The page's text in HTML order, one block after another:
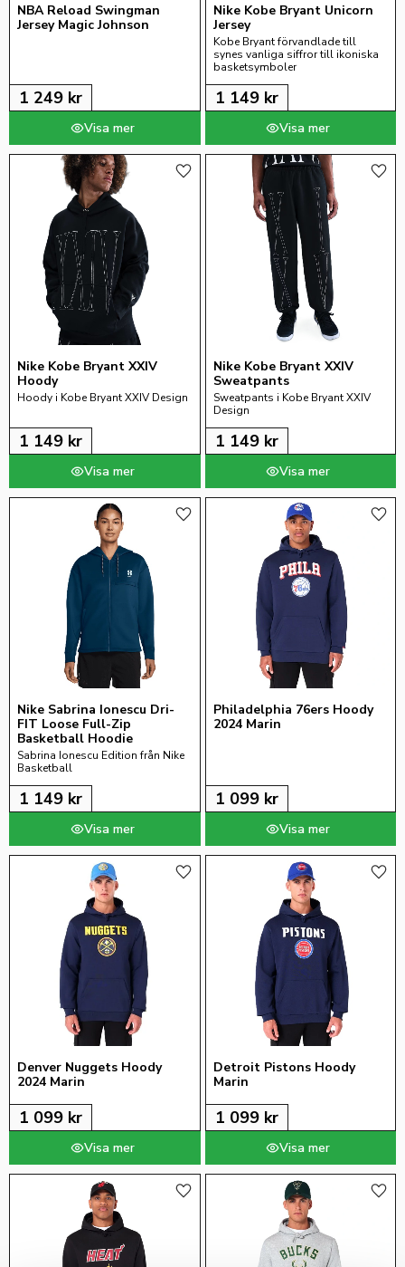
NBA Reload Swingman
Jersey Magic Johnson
1 249 kr
Nike Kobe Bryant Unicorn
Jersey
Kobe Bryant förvandlade till
synes vanliga siffror till ikoniska
basketsymboler
1 149kr
Nike Kobe Bryant XXIV
Hoody
Hoody i Kobe Bryant XXIV Design
1 149 kr
Lägg till i favoriter
Nike Kobe Bryant XXIV
Sweatpants
Sweatpants i Kobe Bryant XXIV
Design
1 149kr
Nike Sabrina Ionescu Dri-
FIT Loose Full-Zip
Basketball Hoodie
Sabrina Ionescu Edition från Nike
Basketball
1 149 kr
Lägg till i favoriter
Philadelphia 76ers Hoody
2024 Marin
1 099kr
Denver Nuggets Hoody
2024 Marin
1 099 kr
Lägg till i favoriter
Detroit Pistons Hoody
Marin
1 099kr
Lägg till i favoriter